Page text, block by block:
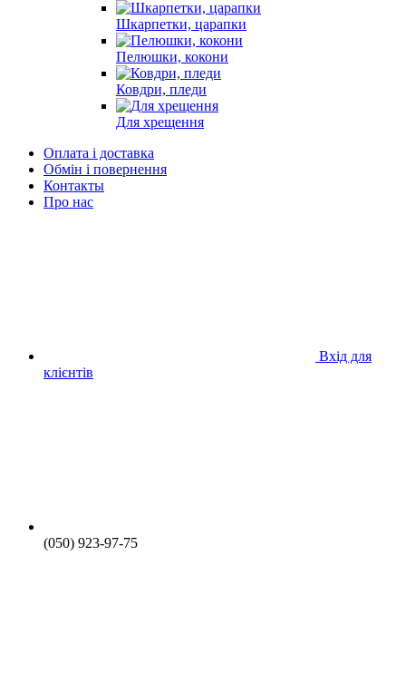
Шкарпетки, царапки
Пелюшки, кокони
Ковдри, пледи
Для хрещення
Оплата і доставка
Обмін і повернення
Контакты
Про нас
Вхід для
клієнтів
(050) 923-97-75